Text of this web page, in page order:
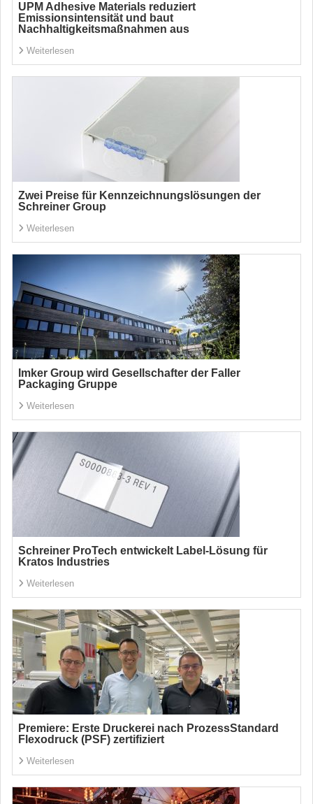
UPM Adhesive Materials reduziert
Emissionsintensität und baut
Nachhaltigkeitsmaßnahmen aus
Weiterlesen
Zwei Preise für Kennzeichnungslösungen der
Schreiner Group
Weiterlesen
Imker Group wird Gesellschafter der Faller
Packaging Gruppe
Weiterlesen
Schreiner ProTech entwickelt Label-Lösung für
Kratos Industries
Weiterlesen
Premiere: Erste Druckerei nach ProzessStandard
Flexodruck (PSF) zertifiziert
Weiterlesen